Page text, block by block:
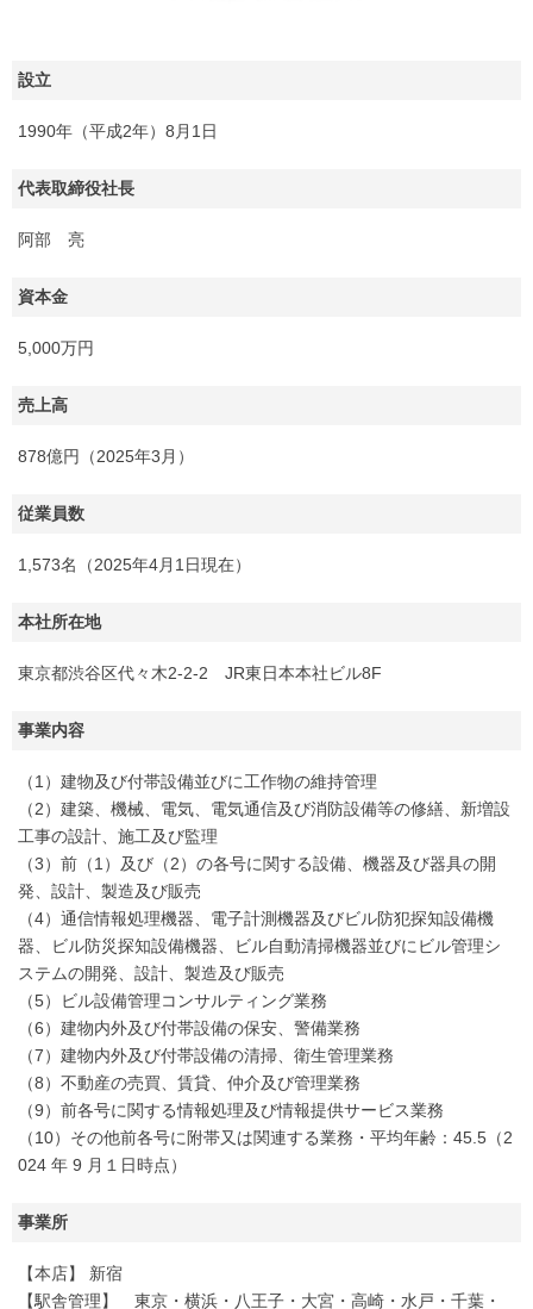
設立
1990年（平成2年）8月1日
代表取締役社長
阿部 亮
資本金
5,000万円
売上高
878億円（2025年3月）
従業員数
1,573名（2025年4月1日現在）
本社所在地
東京都渋谷区代々木2-2-2 JR東日本本社ビル8F
事業内容
（1）建物及び付帯設備並びに工作物の維持管理
（2）建築、機械、電気、電気通信及び消防設備等の修繕、新増設
工事の設計、施工及び監理
（3）前（1）及び（2）の各号に関する設備、機器及び器具の開
発、設計、製造及び販売
（4）通信情報処理機器、電子計測機器及びビル防犯探知設備機
器、ビル防災探知設備機器、ビル自動清掃機器並びにビル管理シ
ステムの開発、設計、製造及び販売
（5）ビル設備管理コンサルティング業務
（6）建物内外及び付帯設備の保安、警備業務
（7）建物内外及び付帯設備の清掃、衛生管理業務
（8）不動産の売買、賃貸、仲介及び管理業務
（9）前各号に関する情報処理及び情報提供サービス業務
（10）その他前各号に附帯又は関連する業務・平均年齢：45.5（2
024 年 9 月１日時点）
事業所
【本店】 新宿
【駅舎管理】 東京・横浜・八王子・大宮・高崎・水戸・千葉・